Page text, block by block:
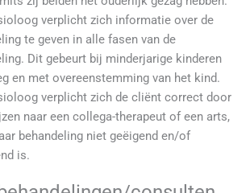
verplicht zich informatie over de
te geven in alle fasen van de
Dit gebeurt bij minderjarige kinderen
en met overeenstemming van het kind.
verplicht zich de cliënt correct door
naar een collega-therapeut of een arts,
behandeling niet geëigend en/of
is.